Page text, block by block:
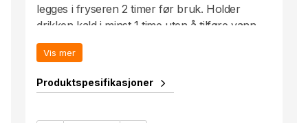
legges i fryseren 2 timer før bruk. Holder
drikken kald i minst 1 time uten å tilføre vann.
Leveres i en eksklusiv gaveeske og samlepose.
City bar kolleksjonen fra Orrefors er moderne
eleganse med et tydelig Orrefors uttrykk.
Vis mer
Produktspesifikasjoner